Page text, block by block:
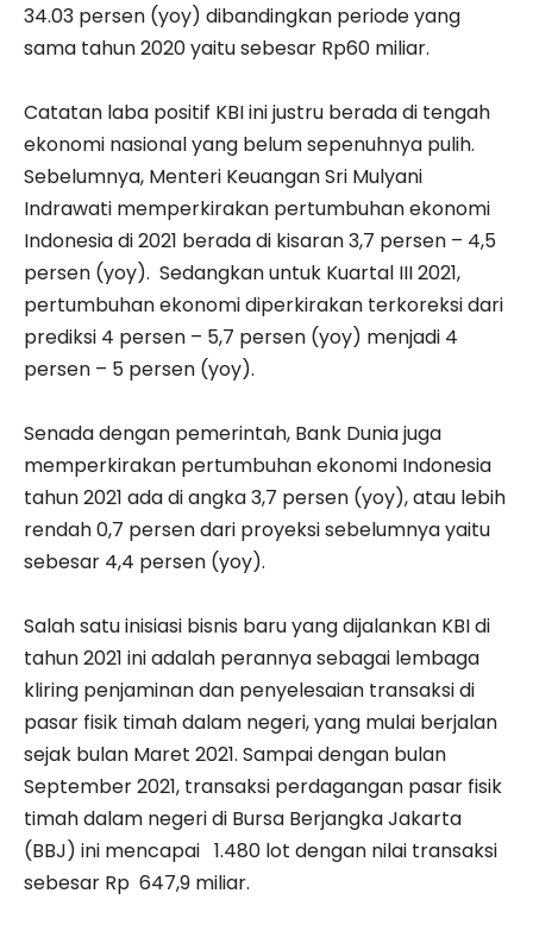
34.03 persen (yoy) dibandingkan periode yang
sama tahun 2020 yaitu sebesar Rp60 miliar.
Catatan laba positif KBI ini justru berada di tengah
ekonomi nasional yang belum sepenuhnya pulih.
Sebelumnya, Menteri Keuangan Sri Mulyani
Indrawati memperkirakan pertumbuhan ekonomi
Indonesia di 2021 berada di kisaran 3,7 persen – 4,5
persen (yoy). Sedangkan untuk Kuartal III 2021,
pertumbuhan ekonomi diperkirakan terkoreksi dari
prediksi 4 persen – 5,7 persen (yoy) menjadi 4
persen – 5 persen (yoy).
Senada dengan pemerintah, Bank Dunia juga
memperkirakan pertumbuhan ekonomi Indonesia
tahun 2021 ada di angka 3,7 persen (yoy), atau lebih
rendah 0,7 persen dari proyeksi sebelumnya yaitu
sebesar 4,4 persen (yoy).
Salah satu inisiasi bisnis baru yang dijalankan KBI di
tahun 2021 ini adalah perannya sebagai lembaga
kliring penjaminan dan penyelesaian transaksi di
pasar fisik timah dalam negeri, yang mulai berjalan
sejak bulan Maret 2021. Sampai dengan bulan
September 2021, transaksi perdagangan pasar fisik
timah dalam negeri di Bursa Berjangka Jakarta
(BBJ) ini mencapai 1.480 lot dengan nilai transaksi
sebesar Rp 647,9 miliar.